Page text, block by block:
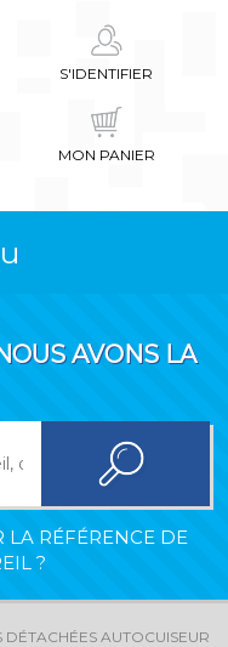
S'IDENTIFIER
MON PANIER
AVONS LA
LA RÉFÉRENCE DE
?
DÉTACHÉES AUTOCUISEUR